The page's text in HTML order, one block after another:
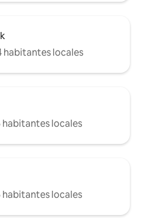
habitantes locales
habitantes locales
habitantes locales